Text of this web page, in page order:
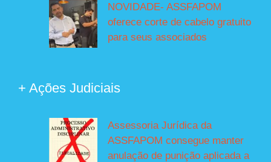
NOVIDADE- ASSFAPOM
oferece corte de cabelo gratuito
para seus associados
+ Ações Judiciais
Assessoria Jurídica da
ASSFAPOM consegue manter
anulação de punição aplicada a